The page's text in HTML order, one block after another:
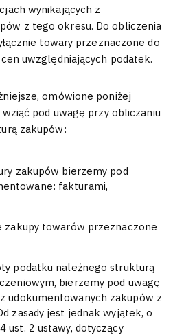
wynikających z
z tego okresu. Do obliczenia
towary przeznaczone do
uwzględniających podatek.
omówione poniżej
pod uwagę przy obliczaniu
zakupów:
zakupów bierzemy pod
fakturami,
zakupy towarów przeznaczone
podatku należnego strukturą
bierzemy pod uwagę
udokumentowanych zakupów z
zasady jest jednak wyjątek, o
ust. 2 ustawy, dotyczący